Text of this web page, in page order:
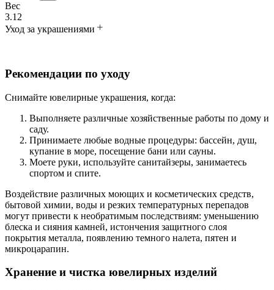
Вес
3.12
Уход за украшениями
Рекомендации по уходу
Снимайте ювелирные украшения, когда:
Выполняете различные хозяйственные работы по дому и
саду.
Принимаете любые водные процедуры: бассейн, душ,
купание в море, посещение бани или сауны.
Моете руки, используйте санитайзеры, занимаетесь
спортом и спите.
Воздействие различных моющих и косметических средств,
бытовой химии, воды и резких температурных перепадов
могут привести к необратимым последствиям: уменьшению
блеска и сияния камней, истончения защитного слоя
покрытия металла, появлению темного налета, пятен и
микроцарапин.
Хранение и чистка ювелирных изделий